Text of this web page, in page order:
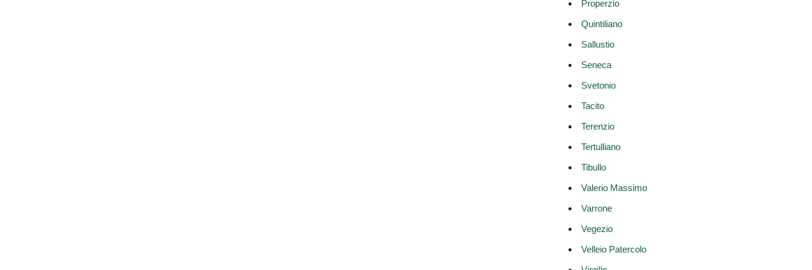
Properzio
Quintiliano
Sallustio
Seneca
Svetonio
Tacito
Terenzio
Tertulliano
Tibullo
Valerio Massimo
Varrone
Vegezio
Velleio Patercolo